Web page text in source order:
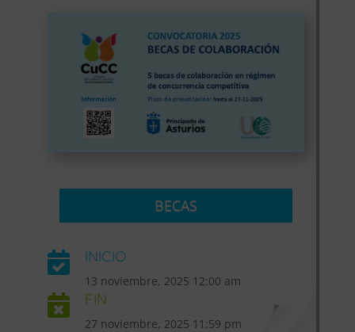
BECAS
 INICIO
13 noviembre, 2025 12:00 am
 FIN
27 noviembre, 2025 11:59 pm